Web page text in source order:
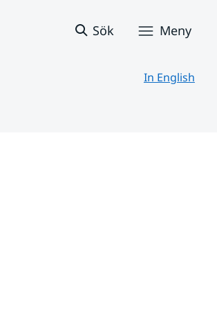
Sök Meny
In English